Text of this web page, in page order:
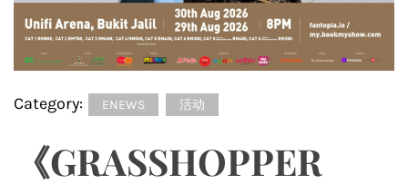
Category: ENEWS 活动
《GRASSHOPPER